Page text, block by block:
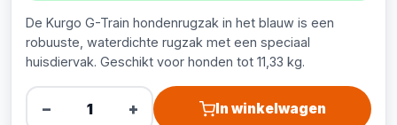
De Kurgo G-Train hondenrugzak in het blauw is een
robuuste, waterdichte rugzak met een speciaal
huisdiervak. Geschikt voor honden tot 11,33 kg.
− + In winkelwagen